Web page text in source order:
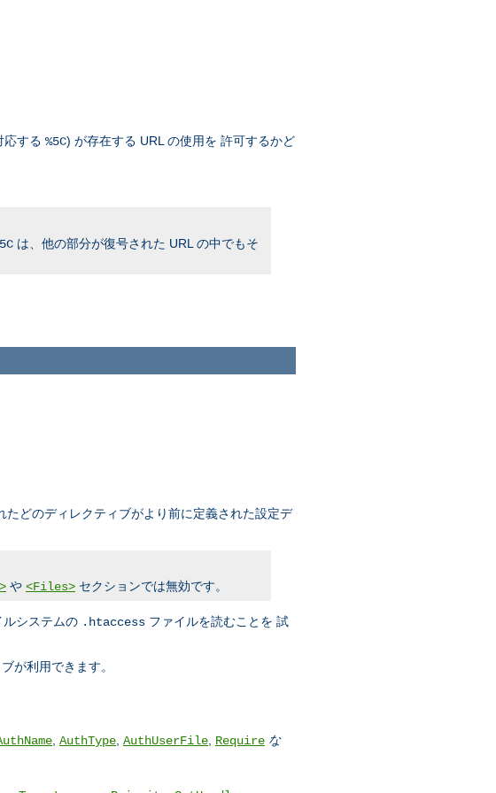
応する %5C) が存在する URL の使用を 許可するかど
は、他の部分が復号された URL の中でもそ
どのディレクティブがより前に定義された設定デ
や <Files> セクションでは無効です。
システムの .htaccess ファイルを読むことを 試
が利用できます。
AuthType AuthUserFile Require な